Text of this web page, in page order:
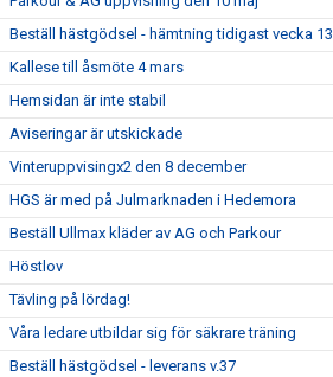
Beställ hästgödsel - hämtning tidigast vecka 13
Kallese till åsmöte 4 mars
Hemsidan är inte stabil
Aviseringar är utskickade
Vinteruppvisingx2 den 8 december
HGS är med på Julmarknaden i Hedemora
Beställ Ullmax kläder av AG och Parkour
Höstlov
Tävling på lördag!
Våra ledare utbildar sig för säkrare träning
Beställ hästgödsel - leverans v.37